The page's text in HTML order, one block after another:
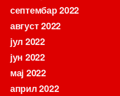
септембар 2022
август 2022
јул 2022
јун 2022
мај 2022
април 2022